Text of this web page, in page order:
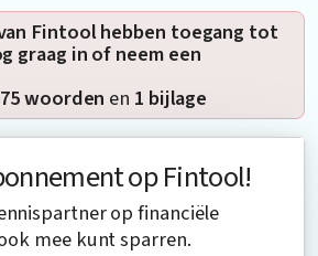
Fintool hebben toegang tot
graag in of neem een
woorden en 1 bijlage
op Fintool!
op financiële
mee kunt sparren.